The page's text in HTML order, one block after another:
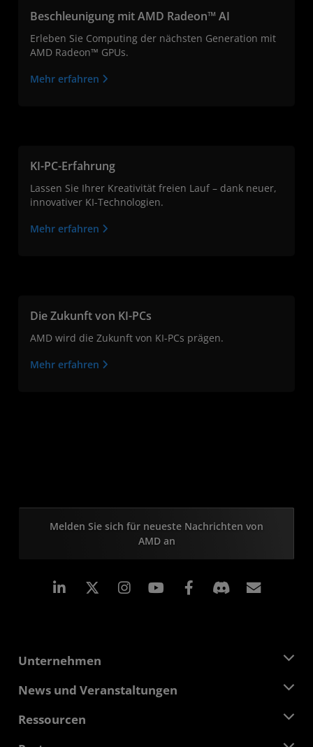
Beschleunigung mit AMD Radeon™ AI
Erleben Sie Computing der nächsten Generation mit
AMD Radeon™ GPUs.
Mehr erfahren
KI-PC-Erfahrung
Lassen Sie Ihrer Kreativität freien Lauf – dank neuer,
innovativer KI-Technologien.
Mehr erfahren
Die Zukunft von KI-PCs
AMD wird die Zukunft von KI-PCs prägen.
Mehr erfahren
Melden Sie sich für neueste Nachrichten von
AMD an
LinkedIn Instagram Facebook
Unternehmen
Über AMD
Verantwortung
News und Veranstaltungen
Pressebereich
Ressourcen